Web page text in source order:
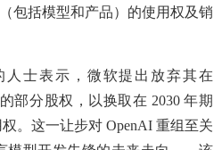
包括模型和产品）的使用权及销
士表示，微软提出放弃其在
部分股权，以换取在 2030 年期
。这一让步对 OpenAI 重组至关